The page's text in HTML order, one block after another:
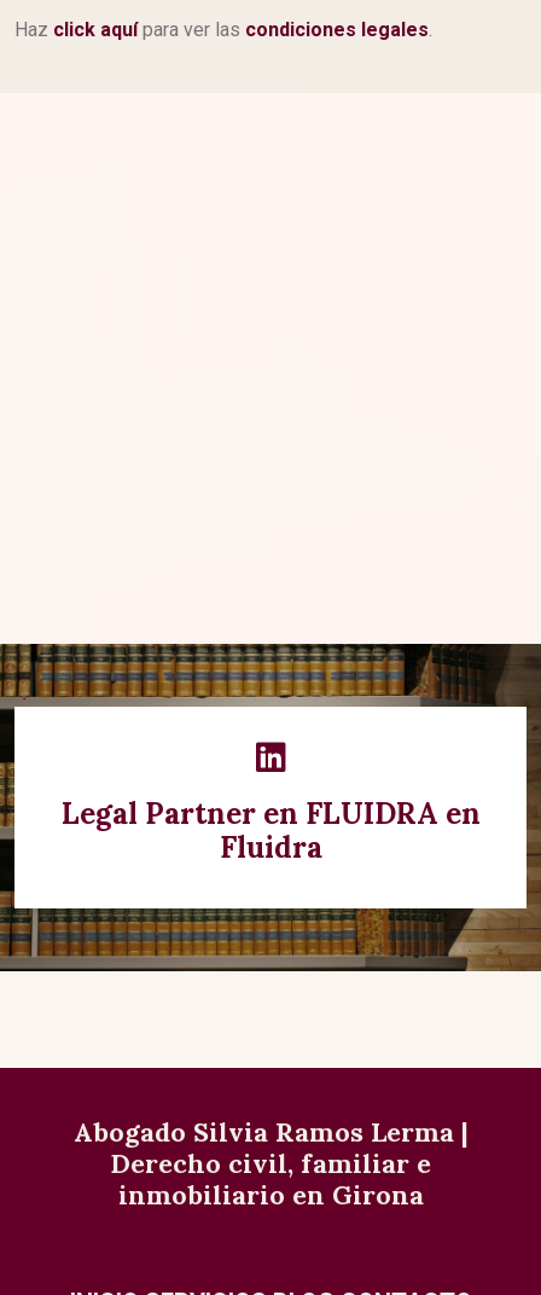
Haz click aquípara ver las condiciones legales
Legal Partner en FLUIDRA en
Fluidra
Abogado Silvia Ramos Lerma |
Derecho civil, familiar e
inmobiliario en Girona